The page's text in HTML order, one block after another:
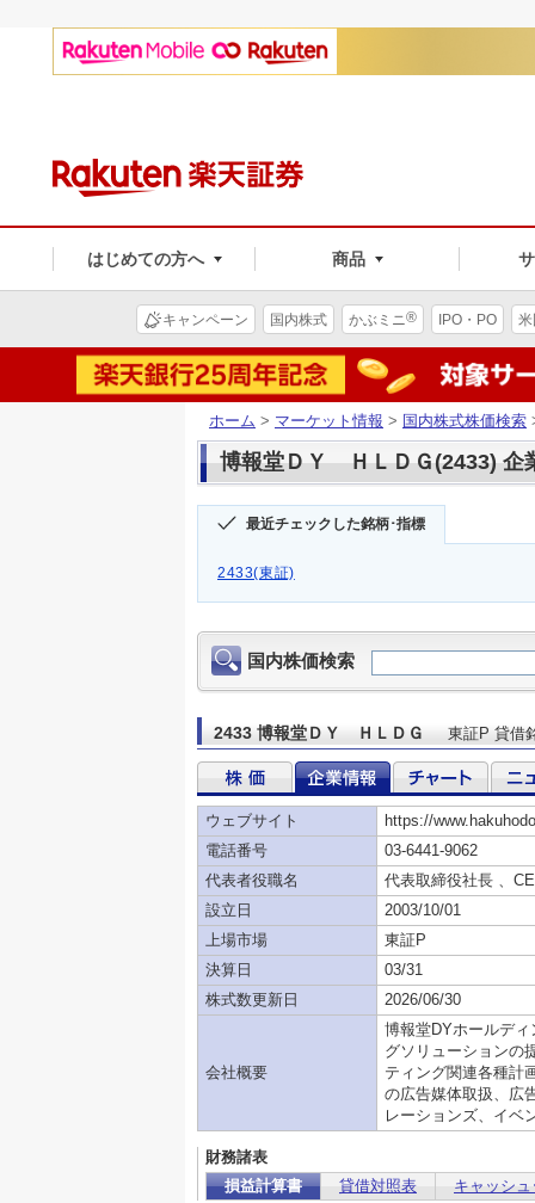
はじめての方へ 商品
キャンペーン 国内株式 かぶミニ® IPO・PO
ホーム > マーケット情報 > 国内株式株価検索
博報堂ＤＹ ＨＬＤＧ(2433) 企
最近チェックした銘柄･指標
2433(東証)